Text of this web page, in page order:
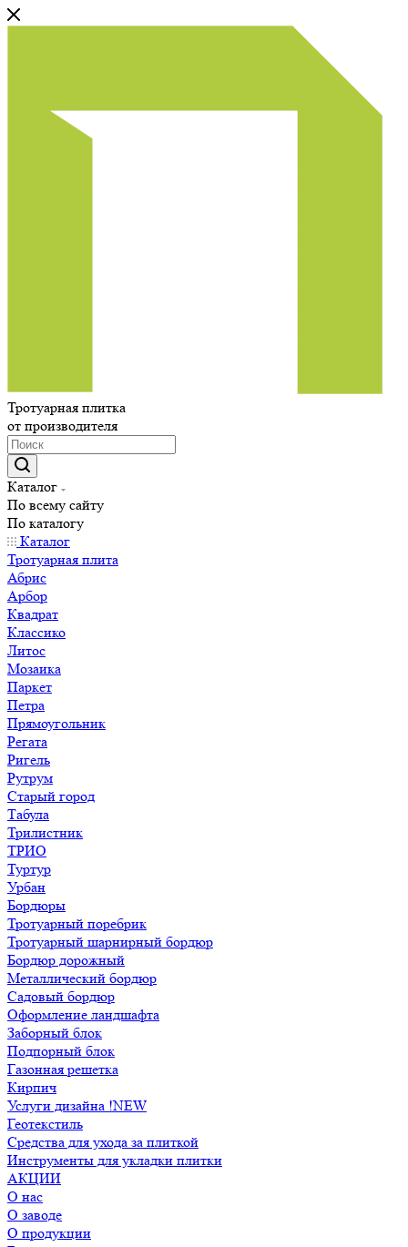
Тротуарная плитка
от производителя
Каталог
По всему сайту
По каталогу
Каталог
Тротуарная плита
Абрис
Арбор
Квадрат
Классико
Литос
Мозаика
Паркет
Петра
Прямоугольник
Регата
Ригель
Рутрум
Старый город
Табула
Трилистник
ТРИО
Туртур
Урбан
Бордюры
Тротуарный поребрик
Тротуарный шарнирный бордюр
Бордюр дорожный
Металлический бордюр
Садовый бордюр
Оформление ландшафта
Заборный блок
Подпорный блок
Газонная решетка
Кирпич
Услуги дизайна !NEW
Геотекстиль
Средства для ухода за плиткой
Инструменты для укладки плитки
АКЦИИ
О нас
О заводе
О продукции